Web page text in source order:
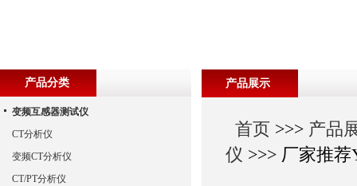
产品展示
首页 >>> 产品
仪 >>> 厂家推
产品分类
变频互感器测试仪
CT分析仪
变频CT分析仪
CT/PT分析仪